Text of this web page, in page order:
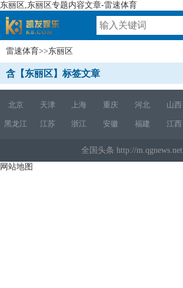
东丽区,东丽区专题内容文章-雷速体育
速体育
雷速体育>>东丽区
含【东丽区】标签文章
北京 天津 上海 重庆 河北 山西
黑龙江 江苏 浙江 安徽 福建 江西
全国头条 http://m.qgnews.net
网站地图